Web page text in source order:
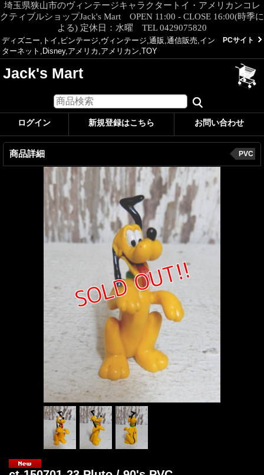
埼玉県狭山市のヴィンテージキャラクタートイ・アメリカンコレ
クティブルショップJack's Mart OPEN 11:00 - CLOSE 16:00(時季に
よる) 定休日：水曜 TEL 0429075820
ディズニー,トイ,ビンテージ,ヴィンテージ,通販,通信販売,イン
ターネット,Disney,アメリカ,アメリカン,TOY
PCサイト
Jack's Mart
ログイン 新規登録はこちら お問い合わせ
商品詳細 PVC